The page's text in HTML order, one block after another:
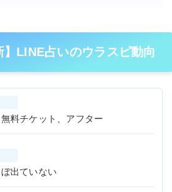
】LINE占いのウラスピ動向
料チケット、アフター
出ていない